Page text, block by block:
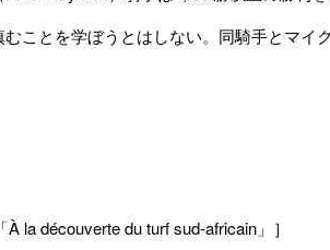
ことを学ぼうとはしない。同騎手とマ
À la découverte du turf sud-africain」］